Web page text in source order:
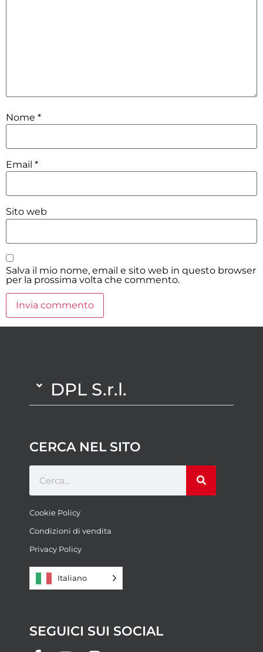
Nome *
Email *
Sito web
Salva il mio nome, email e sito web in questo browser
per la prossima volta che commento.
DPL S.r.l.
CERCA NEL SITO
Cookie Policy
Condizioni di vendita
Privacy Policy
Italiano
SEGUICI SUI SOCIAL